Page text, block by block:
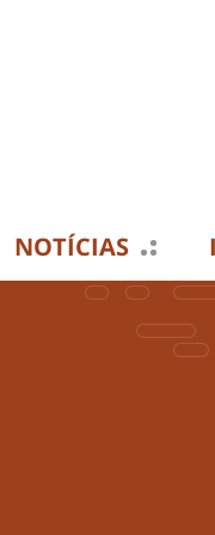
NOTÍCIAS